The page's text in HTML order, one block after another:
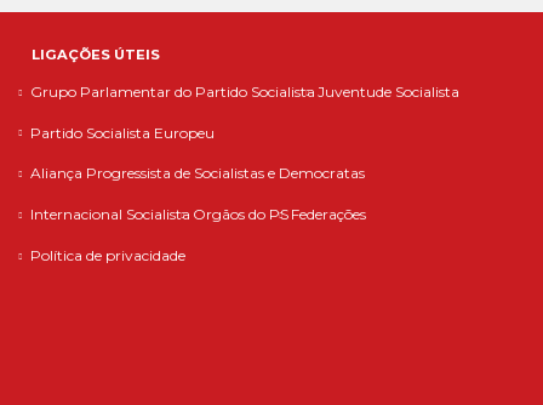
LIGAÇÕES ÚTEIS
Grupo Parlamentar do Partido Socialista Juventude Socialista
Partido Socialista Europeu
Aliança Progressista de Socialistas e Democratas
Internacional Socialista Orgãos do PS Federações
Política de privacidade